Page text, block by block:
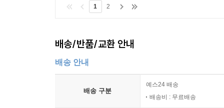
1 2
배송/반품/교환 안내
배송 안내
배송 구분
예스24 배송
배송비 : 무료배송